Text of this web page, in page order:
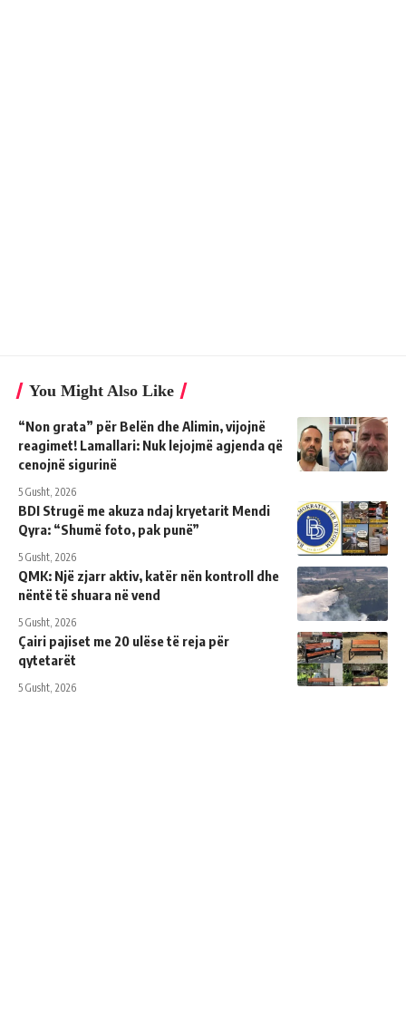
You Might Also Like
“Non grata” për Belën dhe Alimin, vijojnë
reagimet! Lamallari: Nuk lejojmë agjenda që
cenojnë sigurinë
5 Gusht, 2026
BDI Strugë me akuza ndaj kryetarit Mendi
Qyra: “Shumë foto, pak punë”
5 Gusht, 2026
QMK: Një zjarr aktiv, katër nën kontroll dhe
nëntë të shuara në vend
5 Gusht, 2026
Çairi pajiset me 20 ulëse të reja për
qytetarët
5 Gusht, 2026